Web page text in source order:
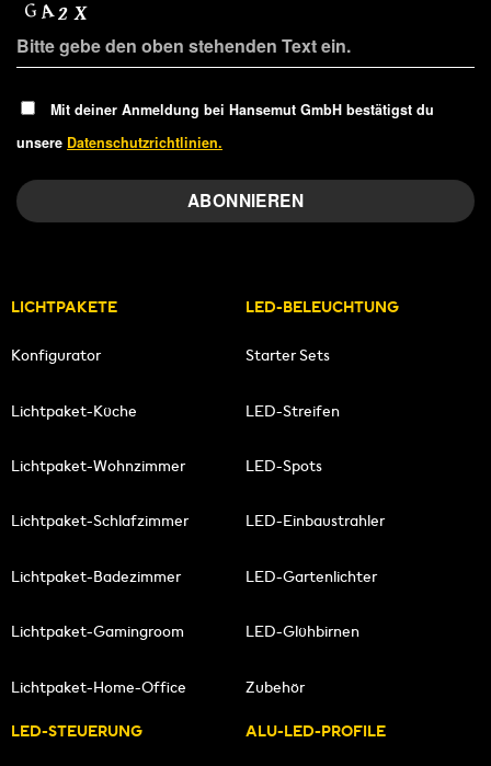
Mit deiner Anmeldung bei Hansemut GmbH bestätigst du
unsere Datenschutzrichtlinien.
LICHTPAKETE
Konfigurator
Lichtpaket-Küche
Lichtpaket-Wohnzimmer
Lichtpaket-Schlafzimmer
Lichtpaket-Badezimmer
Lichtpaket-Gamingroom
Lichtpaket-Home-Office
LED-BELEUCHTUNG
Starter Sets
LED-Streifen
LED-Spots
LED-Einbaustrahler
LED-Gartenlichter
LED-Glühbirnen
Zubehör
LED-STEUERUNG ALU-LED-PROFILE